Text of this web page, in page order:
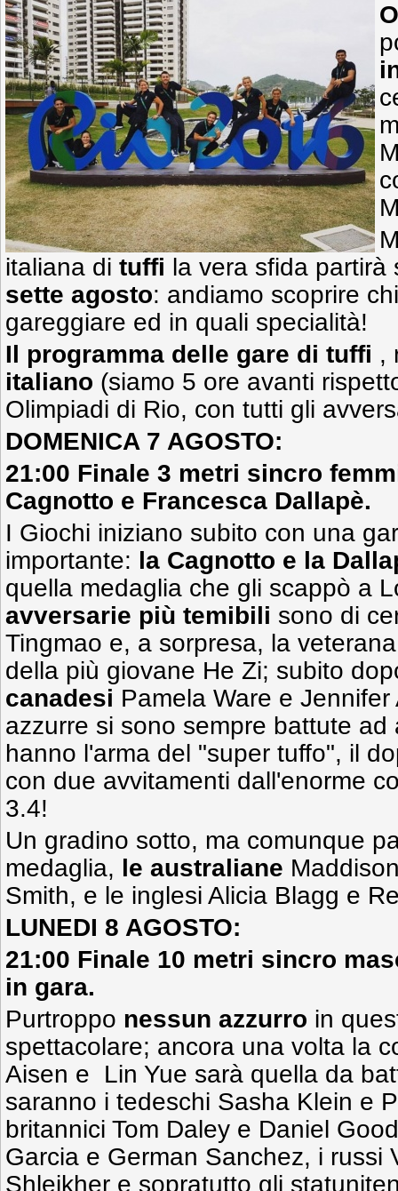
italiana di tuffi la vera sfida partirà
sette agosto: andiamo scoprire
gareggiare ed in quali specialità!
Il programma delle gare di tuffi ,
italiano (siamo 5 ore avanti
Olimpiadi di Rio, con tutti gli
DOMENICA 7 AGOSTO:
21:00 Finale 3 metri sincro
Cagnotto e Francesca Dallapè.
I Giochi iniziano subito con una
importante: la Cagnotto e la
quella medaglia che gli scappò a
avversarie più temibili sono di
Tingmao e, a sorpresa, la
della più giovane He Zi; subito
canadesi Pamela Ware e
azzurre si sono sempre battute ad
hanno l'arma del "super tuffo", il
con due avvitamenti dall'enorme
3.4!
Un gradino sotto, ma comunque
medaglia, le australiane
Smith, e le inglesi Alicia Blagg e
LUNEDI 8 AGOSTO:
21:00 Finale 10 metri sincro
in gara.
Purtroppo nessun azzurro in
spettacolare; ancora una volta la
Aisen e Lin Yue sarà quella da
saranno i tedeschi Sasha Klein e
britannici Tom Daley e Daniel
Garcia e German Sanchez, i russi
Shleikher e sopratutto gli